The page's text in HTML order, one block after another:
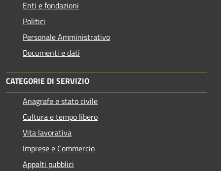
Enti e fondazioni
Politici
Personale Amministrativo
Documenti e dati
CATEGORIE DI SERVIZIO
Anagrafe e stato civile
Cultura e tempo libero
Vita lavorativa
Imprese e Commercio
Appalti pubblici